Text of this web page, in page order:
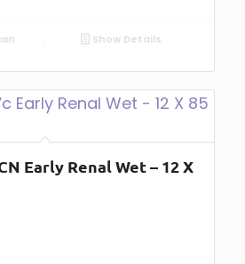
Show Details
Early Renal Wet – 12 X